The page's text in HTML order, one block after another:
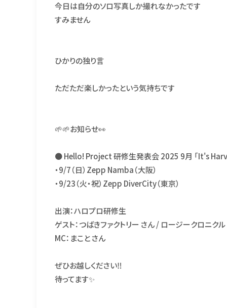
今日は自分のソロ写真しか撮れなかったです
すみません
ひかりの独り言
ただただ楽しかったという気持ちです
🌱🌱お知らせ👀
● Hello! Project 研修生発表会 2025 9月 「It's
・9/7（日）Zepp Namba（大阪）
・9/23（火・祝）Zepp DiverCity（東京）
出演：ハロプロ研修生
ゲスト：つばきファクトリー さん / ロージークロニク
MC：まこと さん
ぜひお越しください‼️
待ってます✨